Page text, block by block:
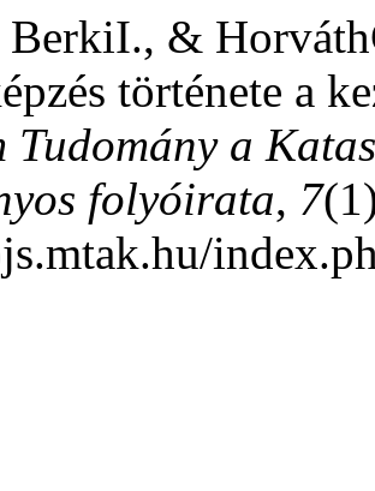
BerkiI., &
története a
Tudomány a
folyóirata, 7